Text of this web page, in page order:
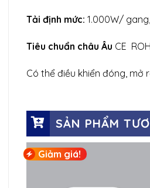
Tải định mức: 1.000W/
Tiêu chuẩn châu Âu CE
Có thể điều khiển đóng, mở
SẢN PHẨM
Giảm giá!